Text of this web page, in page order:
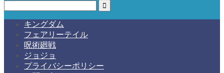
キングダム
フェアリーテイル
呪術廻戦
ジョジョ
プライバシーポリシー